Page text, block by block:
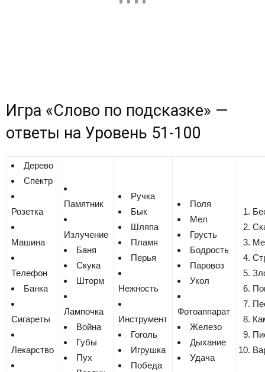
Игра «Cлово по подсказке» —
ответы на Уровень 51-100
Дерево
Спектр
Розетка
Машина
Телефон
Банка
Сигареты
Лекарство
Памятник
Излучение
Баня
Скука
Шторм
Лампочка
Война
Губы
Пух
Ручка
Бык
Шляпа
Пламя
Перья
Нежность
Инструмент
Гоголь
Игрушка
Победа
Поля
Мел
Грусть
Бодрость
Паровоз
Укол
Фотоаппарат
Железо
Дыхание
Удача